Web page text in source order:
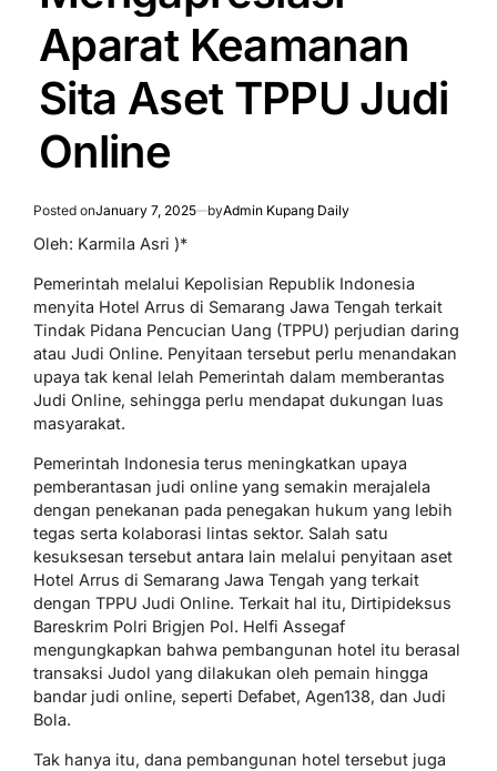
Aparat Keamanan
Sita Aset TPPU Judi
Online
Posted onJanuary 7, 2025 byAdmin Kupang Daily
Oleh: Karmila Asri )*
Pemerintah melalui Kepolisian Republik Indonesia
menyita Hotel Arrus di Semarang Jawa Tengah terkait
Tindak Pidana Pencucian Uang (TPPU) perjudian daring
atau Judi Online. Penyitaan tersebut perlu menandakan
upaya tak kenal lelah Pemerintah dalam memberantas
Judi Online, sehingga perlu mendapat dukungan luas
masyarakat.
Pemerintah Indonesia terus meningkatkan upaya
pemberantasan judi online yang semakin merajalela
dengan penekanan pada penegakan hukum yang lebih
tegas serta kolaborasi lintas sektor. Salah satu
kesuksesan tersebut antara lain melalui penyitaan aset
Hotel Arrus di Semarang Jawa Tengah yang terkait
dengan TPPU Judi Online. Terkait hal itu, Dirtipideksus
Bareskrim Polri Brigjen Pol. Helfi Assegaf
mengungkapkan bahwa pembangunan hotel itu berasal
transaksi Judol yang dilakukan oleh pemain hingga
bandar judi online, seperti Defabet, Agen138, dan Judi
Bola.
Tak hanya itu, dana pembangunan hotel tersebut juga